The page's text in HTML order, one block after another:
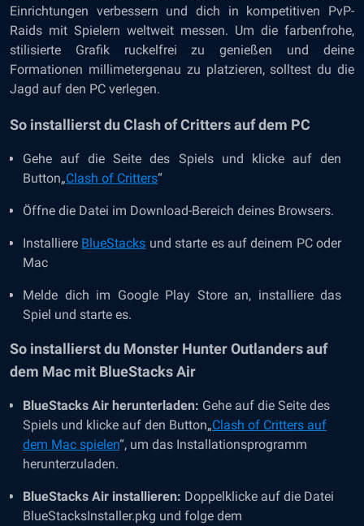
Einrichtungen verbessern und dich in kompetitiven PvP-
Raids mit Spielern weltweit messen. Um die farbenfrohe,
stilisierte Grafik ruckelfrei zu genießen und deine
Formationen millimetergenau zu platzieren, solltest du die
Jagd auf den PC verlegen.
So installierst du Clash of Critters auf dem PC
Gehe auf die Seite des Spiels und klicke auf den
Button„Clash of Critters“
Öffne die Datei im Download-Bereich deines Browsers.
Installiere BlueStacks und starte es auf deinem PC oder
Mac
Melde dich im Google Play Store an, installiere das
Spiel und starte es.
So installierst du Monster Hunter Outlanders auf
dem Mac mit BlueStacks Air
BlueStacks Air herunterladen: Gehe auf die Seite des
Spiels und klicke auf den Button„Clash of Critters auf
dem Mac spielen“, um das Installationsprogramm
herunterzuladen.
BlueStacks Air installieren: Doppelklicke auf die Datei
BlueStacksInstaller.pkg und folge dem